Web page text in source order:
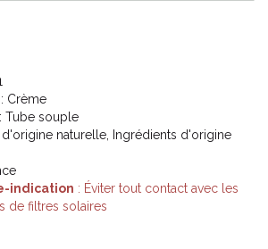
: Crème
: Tube souple
d'origine naturelle, Ingrédients d'origine
indication : Éviter tout contact avec les
de filtres solaires